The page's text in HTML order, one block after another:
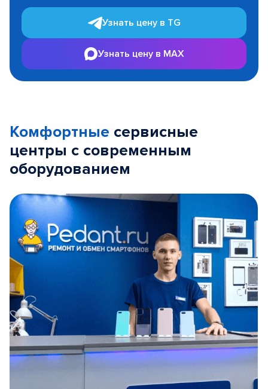
Узнать цену в TG
Узнать цену в MAX
Комфортные сервисные
центры с современным
оборудованием